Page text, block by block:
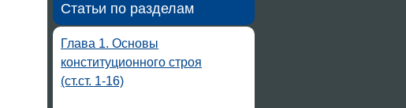
Статьи по разделам
Глава 1. Основы
конституционного строя
(ст.ст. 1-16)